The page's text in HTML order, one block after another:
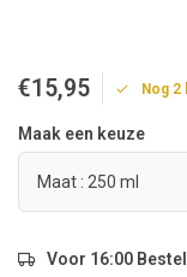
€15,95 Nog 2
Maak een keuze
Maat : 250 ml
Voor 16:00